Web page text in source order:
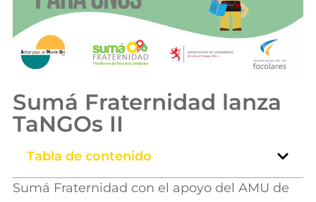
Sumá Fraternidad lanza
TaNGOs II
Tabla de contenido
Sumá Fraternidad con el apoyo del AMU de